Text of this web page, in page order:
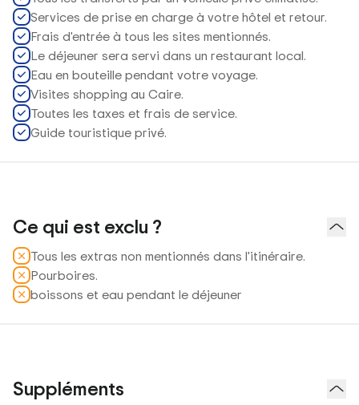
Services de prise en charge à votre hôtel et retour.
Frais d'entrée à tous les sites mentionnés.
Le déjeuner sera servi dans un restaurant local.
Eau en bouteille pendant votre voyage.
Visites shopping au Caire.
Toutes les taxes et frais de service.
Guide touristique privé.
Ce qui est exclu ?
Tous les extras non mentionnés dans l'itinéraire.
Pourboires.
boissons et eau pendant le déjeuner
Suppléments